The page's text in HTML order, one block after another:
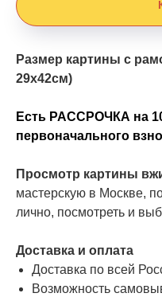
Размер картины с
29х42см)
Есть РАССРОЧКА на
первоначального
Просмотр картины
мастерскую в Москве,
лично, посмотреть и
Доставка и оплата
Доставка по всей
Возможность